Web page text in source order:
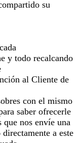
su
y todo recalcando
al Cliente de
con el mismo
saber ofrecerle
nos envíe una
a este